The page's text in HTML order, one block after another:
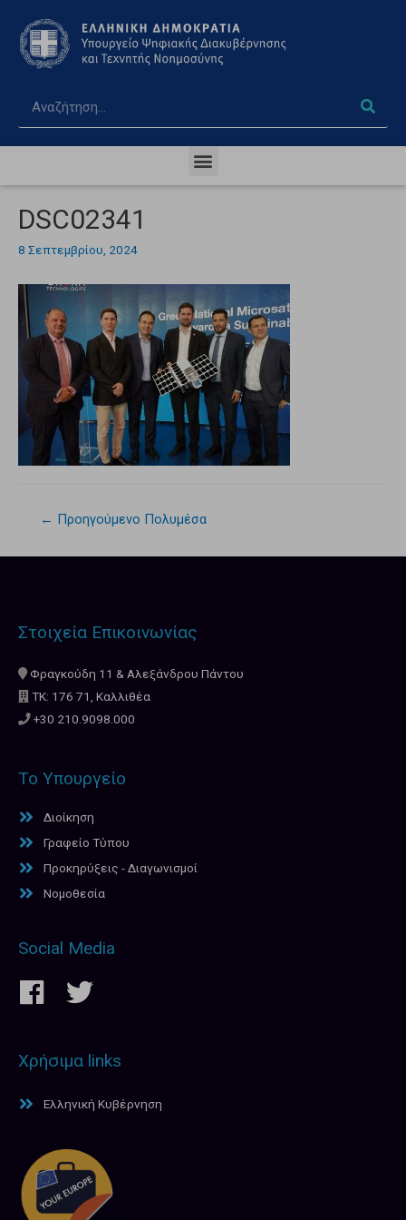
DSC02341
8 Σεπτεμβρίου, 2024
← Προηγούμενο Πολυμέσα
Στοιχεία Επικοινωνίας
Φραγκούδη 11 & Αλεξάνδρου Πάντου
ΤΚ: 176 71, Καλλιθέα
+30 210.9098.000
Το Υπουργείο
Διοίκηση
Γραφείο Τύπου
Προκηρύξεις - Διαγωνισμοί
Νομοθεσία
Social Media
Χρήσιμα links
Ελληνική Κυβέρνηση